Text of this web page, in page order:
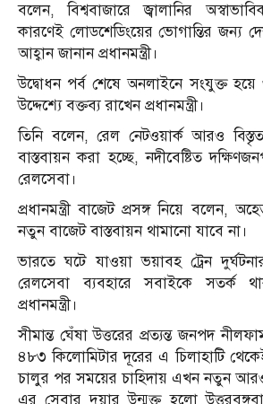
বলেন, বিশ্ববাজারে জ্বালানির
কারণেই লোডশেডিংয়ের ভোগান্তির জন্য
আহ্বান জানান প্রধানমন্ত্রী।
উদ্বোধন পর্ব শেষে অনলাইনে সংযুক্ত
উদ্দেশ্যে বক্তব্য রাখেন প্রধানমন্ত্রী।
তিনি বলেন, রেল নেটওয়ার্ক আরও
বাস্তবায়ন করা হচ্ছে, নদীবেষ্টিত
রেলসেবা।
প্রধানমন্ত্রী বাজেট প্রসঙ্গ নিয়ে বলেন,
নতুন বাজেট বাস্তবায়ন থামানো যাবে না।
ভারতে ঘটে যাওয়া ভয়াবহ ট্রেন
রেলসেবা ব্যবহারে সবাইকে সতর্ক
প্রধানমন্ত্রী।
সীমান্ত ঘেঁষা উত্তরের প্রত্যন্ত জনপদ
৪৮৩ কিলোমিটার দূরের এ চিলাহাটি
চালুর পর সময়ের চাহিদায় এখন নতুন আরও
এর সেবার দুয়ার উন্মুক্ত হলো